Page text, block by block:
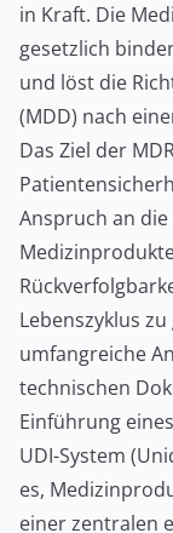
in Kraft. Die
gesetzlich
und löst die
(MDD) nach
Das Ziel der
Anspruch an
Lebenszyklus
umfangreiche
technischen
Einführung
UDI-System
es,
einer zentralen